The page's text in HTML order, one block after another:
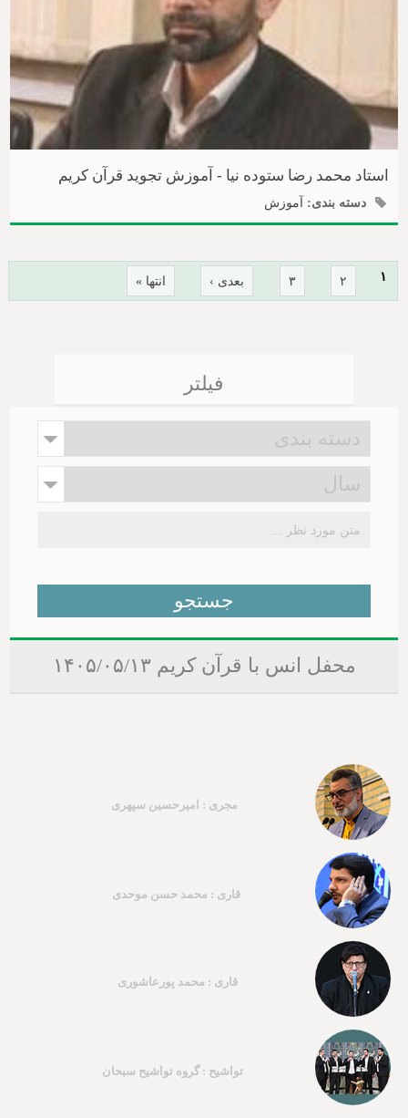
استاد محمد رضا ستوده نیا - آموزش تجوید قرآن کریم
دسته بندی: آموزش
صفحه‌ها
۱ ۲ ۳ بعدی › انتها »
فیلتر
محفل انس با قرآن کریم ۱۴۰۵/۰۵/۱۳
مجری : امیرحسین سپهری
قاری : محمد حسن موحدی
قاری : محمد پورعاشوری
تواشیح : گروه تواشیح سبحان